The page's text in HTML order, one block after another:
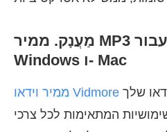
מַעֲנָק. ממיר MP3 הטוב ביותר עבור
Windows ו- Mac
ממיר וידאו Vidmore
המתאימות לכל צרכי